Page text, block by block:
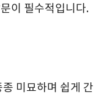
이 필수적입니다.
미묘하며 쉽게 간